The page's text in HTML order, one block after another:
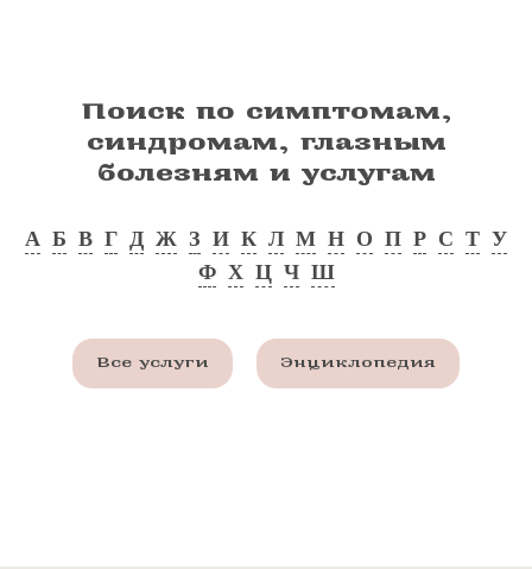
Поиск по симптомам,
синдромам, глазным
болезням и услугам
А Б В Г Д Ж З И К Л М Н О П Р С Т У
Ф Х Ц Ч Ш
Все услуги Энциклопедия